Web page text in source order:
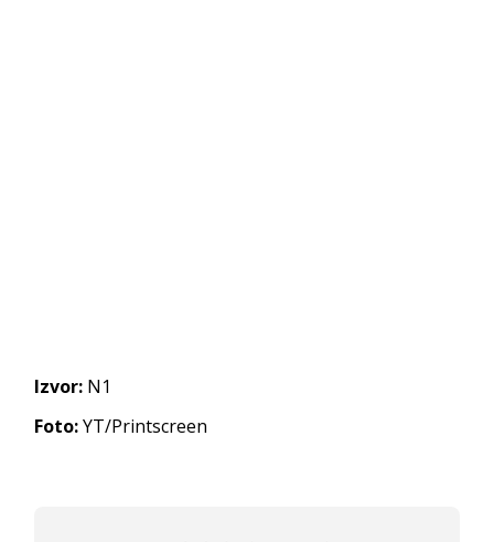
Izvor: N1
Foto:YT/Printscreen